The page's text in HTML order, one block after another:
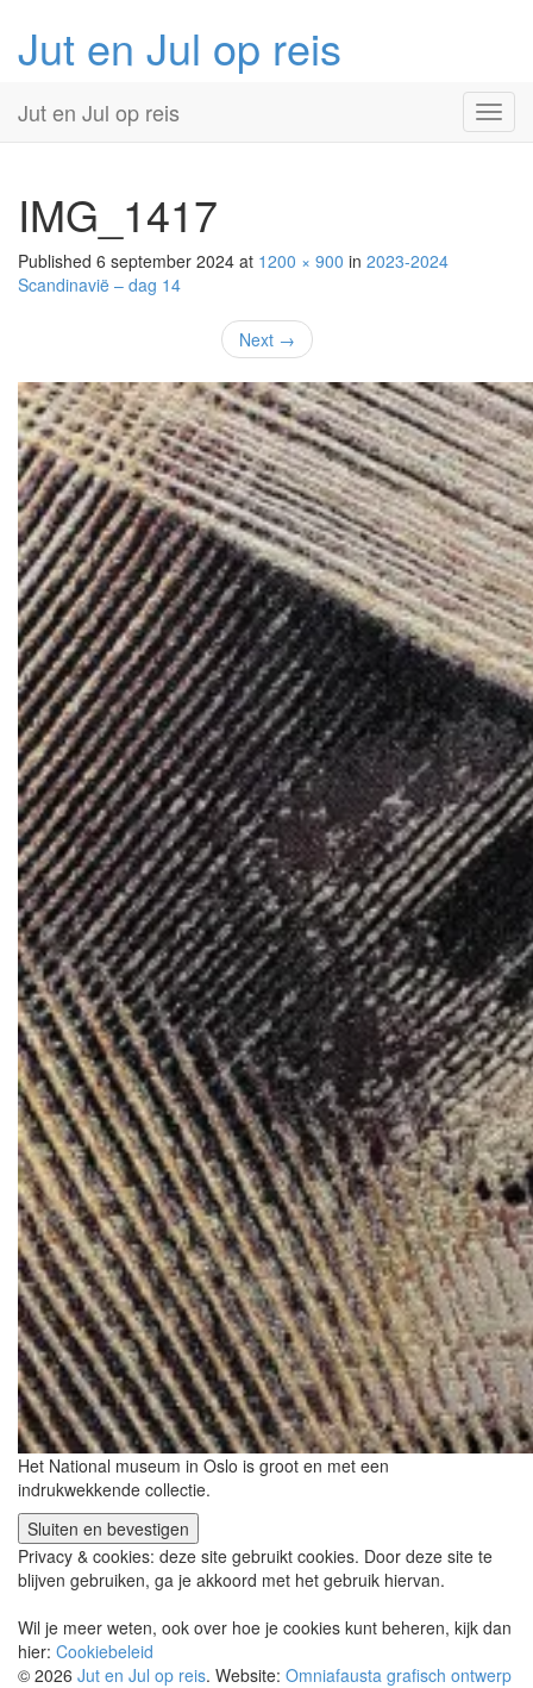
Jut en Jul op reis
Primary
Menu
content
Jut en Jul op reis
IMG_1417
Published 6 september 2024 at 1200 × 900 in 2023-2024
Scandinavië – dag 14
Next →
Het National museum in Oslo is groot en met een
indrukwekkende collectie.
Privacy & cookies: deze site gebruikt cookies. Door deze site te
blijven gebruiken, ga je akkoord met het gebruik hiervan.
Wil je meer weten, ook over hoe je cookies kunt beheren, kijk dan
hier: Cookiebeleid
© 2026 Jut en Jul op reis. Website: Omniafausta grafisch ontwerp